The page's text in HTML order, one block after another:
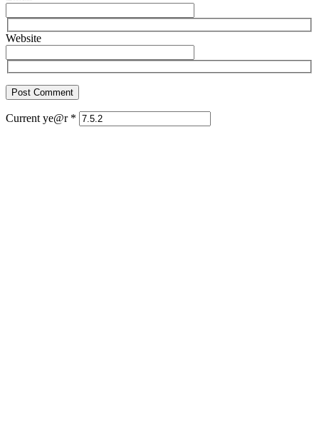
Website
Current ye@r *